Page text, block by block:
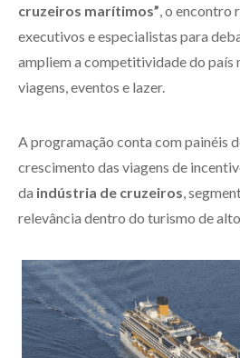
cruzeiros marítimos” , o encontro
executivos e especialistas para
ampliem a competitividade do país
viagens, eventos e lazer.
A programação conta com painéis
crescimento das viagens de
da indústria de cruzeiros ,
relevância dentro do turismo de